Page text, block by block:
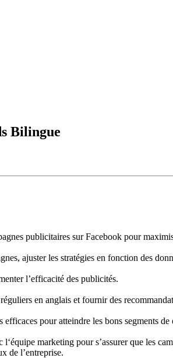
Bilingue
publicitaires sur Facebook pour
ajuster les stratégies en fonction des
l’efficacité des publicités.
en anglais et fournir des
pour atteindre les bons segments
marketing pour s’assurer que les
de l’entreprise.